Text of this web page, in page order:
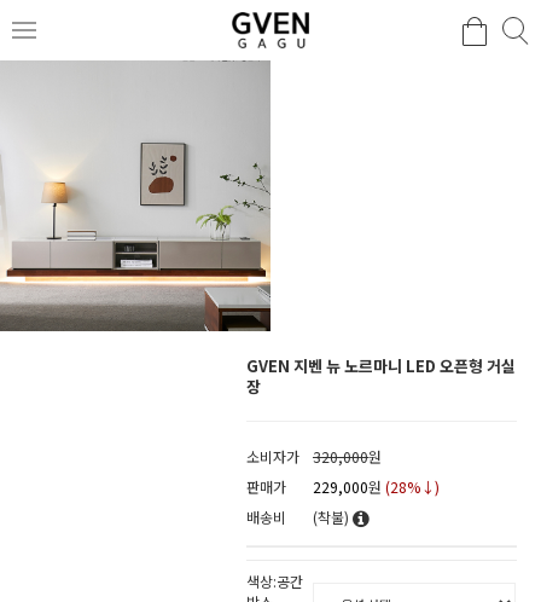
GVEN 지벤 뉴 노르마니 LED 오픈형 거실
장
소비자가 320,000원
판매가
229,000원 (28%↓)
배송비
(착불)
색상:공간